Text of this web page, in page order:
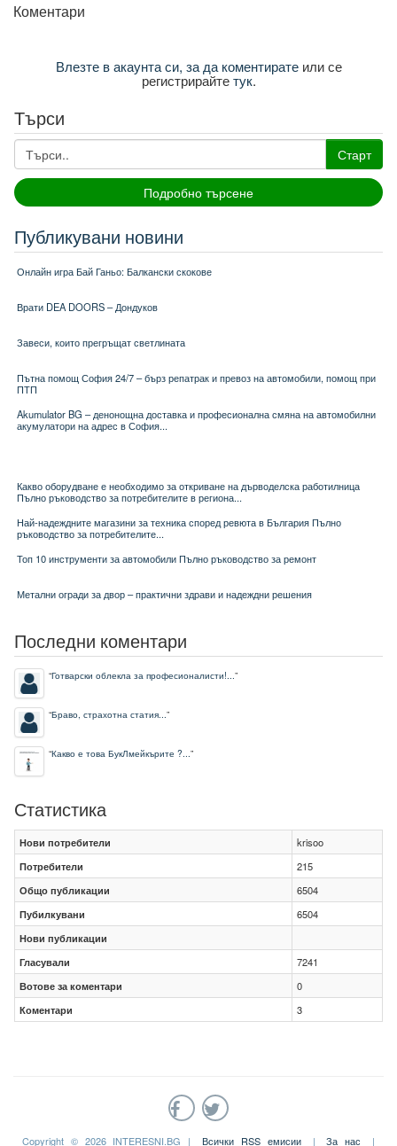
Коментари
Влезте в акаунта си, за да коментиратеили се
регистрирайтетук.
Търси
Старт
Подробно търсене
Публикувани новини
Онлайн игра Бай Ганьо: Балкански скокове
Врати DEA DOORS – Дондуков
Завеси, които прегръщат светлината
Пътна помощ София 24/7 – бърз репатрак и превоз на автомобили, помощ при
ПТП
Akumulator BG – денонощна доставка и професионална смяна на автомобилни
акумулатори на адрес в София...
Какво оборудване е необходимо за откриване на дърводелска работилница
Пълно ръководство за потребителите в региона...
Най-надеждните магазини за техника според ревюта в България Пълно
ръководство за потребителите...
Топ 10 инструменти за автомобили Пълно ръководство за ремонт
Метални огради за двор – практични здрави и надеждни решения
Последни коментари
“Готварски облекла за професионалисти!...”
“Браво, страхотна статия...”
“Какво е това БукЛмейкърите ?...”
Статистика
Нови потребители
krisoo
Потребители
215
Общо публикации
6504
Пубилкувани
6504
Нови публикации
Гласували
7241
Вотове за коментари
0
Коментари
3
Copyright © 2026 INTERESNI.BG | Всички RSS емисии | За нас |